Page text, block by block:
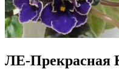
ЛЕ-Прекрасная